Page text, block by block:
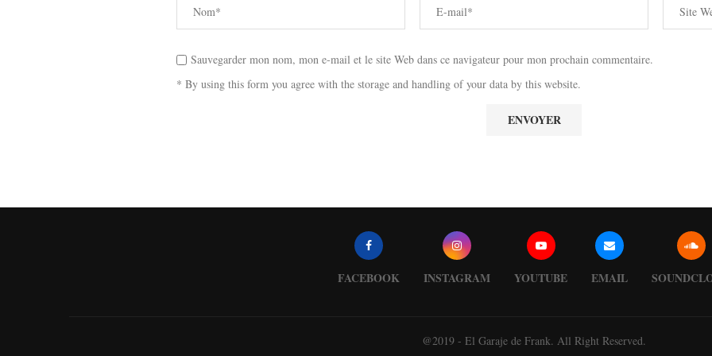
Sauvegarder mon nom, mon e-mail et le site Web dans ce navigateur pour mon prochain commentaire.
* By using this form you agree with the storage and handling of your data by this website.
FACEBOOK INSTAGRAM YOUTUBE EMAIL
@2019 - El Garaje de Frank. All Right Reserved.